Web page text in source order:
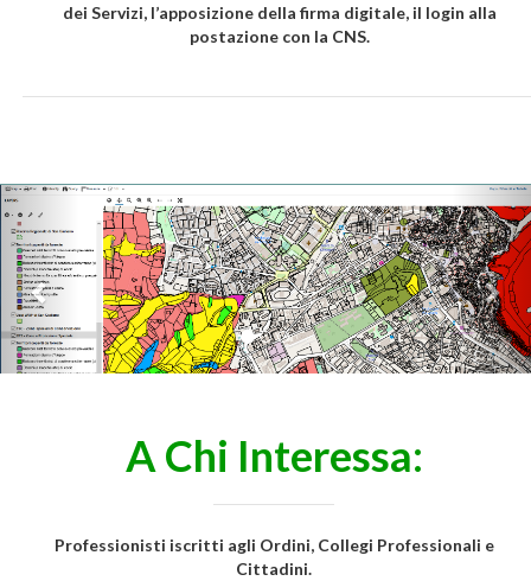
dei Servizi, l’apposizione della firma digitale, il login alla
postazione con la CNS.
Previous
A Chi Interessa:
Professionisti iscritti agli Ordini, Collegi Professionali e
Cittadini.